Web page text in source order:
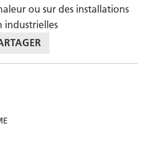
ou sur des installations
industrielles